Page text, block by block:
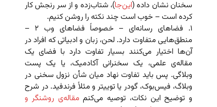
سخنان نشان داده (این‌جا)، شتاب‌زده و از سر رنجش کار
کرده است – خوب است چند نکته را روشن کنیم.
۱. فضاهای رسانه‌ای – خصوصاً فضاهای وب ۲ –
منطق‌هایی متفاوت دارد. لحن، زبان و ادبیاتی که افراد در
آن‌ها اختیار می‌کنند بسیار تفاوت دارد با فضای یک
مقاله‌ی علمی، یک سخنرانی آکادمیک، یا یک پست
وبلاگی. پس باید تفاوت نهاد میان شأن نزول سخنی در
وبلاگ، فیس‌بوک، گودر یا توییتر و مثلاً فرندفید. در شرح
و توضیح این نکات، توصیه می‌کنم مقاله‌ی روشنگر و